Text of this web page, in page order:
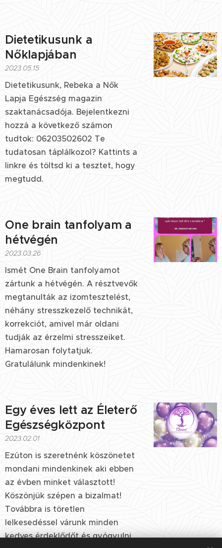
Dietetikusunk a
Nőklapjában
2023.05.15
Dietetikusunk, Rebeka a Nők
Lapja Egészség magazin
szaktanácsadója. Bejelentkezni
hozzá a következő számon
tudtok: 06203502602 Te
tudatosan táplálkozol? Kattints a
linkre és töltsd ki a tesztet, hogy
megtudd.
One brain tanfolyam a
hétvégén
2023.03.26
Ismét One Brain tanfolyamot
zártunk a hétvégén. A résztvevők
megtanulták az izomtesztelést,
néhány stresszkezelő technikát,
korrekciót, amivel már oldani
tudják az érzelmi stresszeiket.
Hamarosan folytatjuk.
Gratulálunk mindenkinek!
Egy éves lett az Életerő
Egészségközpont
2023.02.01
Ezúton is szeretnénk köszönetet
mondani mindenkinek aki ebben
az évben minket választott!
Köszönjük szépen a bizalmat!
Továbbra is töretlen
lelkesedéssel várunk minden
kedves érdeklődőt és gyógyulni